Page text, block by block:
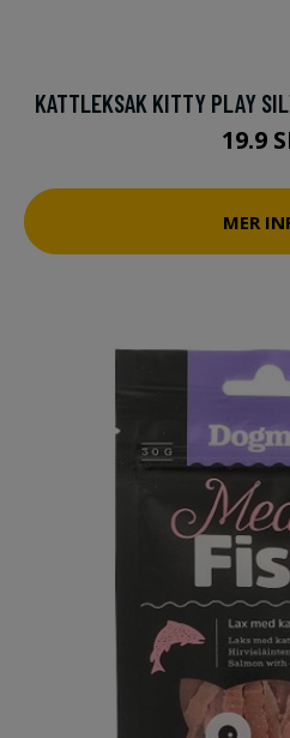
KATTLEKSAK KITTY PLAY
19.9
MER